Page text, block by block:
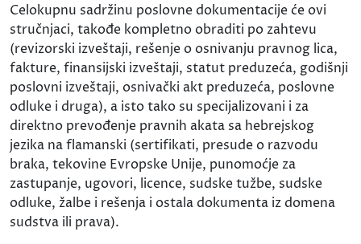
Celokupnu sadržinu poslovne dokumentacije će ovi
stručnjaci, takođe kompletno obraditi po zahtevu
(revizorski izveštaji, rešenje o osnivanju pravnog lica,
fakture, finansijski izveštaji, statut preduzeća, godišnji
poslovni izveštaji, osnivački akt preduzeća, poslovne
odluke i druga), a isto tako su specijalizovani i za
direktno prevođenje pravnih akata sa hebrejskog
jezika na flamanski (sertifikati, presude o razvodu
braka, tekovine Evropske Unije, punomoćje za
zastupanje, ugovori, licence, sudske tužbe, sudske
odluke, žalbe i rešenja i ostala dokumenta iz domena
sudstva ili prava).